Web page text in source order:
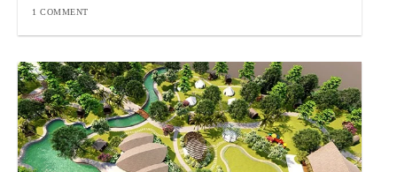
1 COMMENT